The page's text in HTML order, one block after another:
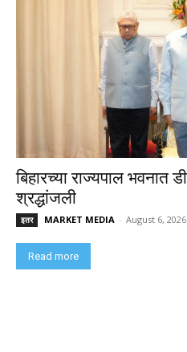
बिहारच्या राज्यपाल भवनात
श्रद्धांजली
इतर MARKET MEDIA - August 6, 2026
Read more